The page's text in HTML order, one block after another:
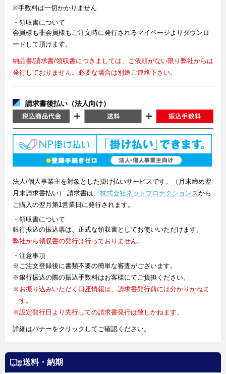
※手数料は一切かかりません
・領収書について
会員様も非会員様もご注文時に発行されるマイページよりダウンロ
ードして頂けます。
納品書/請求書/領収書につきましては、ご依頼がない限り弊社からは
発行しておりません。必要な場合は別途ご連絡下さい。
請求書後払い（法人向け）
法人/個人事業主を対象とした掛け払いサービスです。（月末締め翌
月末請求書払い） 請求書は、 株式会社ネットプロテクションズから
ご購入の翌月第1営業日に発行されます。
・領収書について
銀行振込の振込票は、正式な領収書としてお使いいただけます。
弊社から領収書の発行は行っておりません。
・注意事項
※ご注文登録後に書類不要の簡単な審査がございます。
※銀行振込の際の振込手数料はお客様にてご負担ください。
※お振り込みいただく口座情報は、請求書発行前には分かりかねま
す。
※設定発行日より先行しての請求書発行は致しかねます。
詳細はバナーをクリックしてご確認ください。
送料・納期